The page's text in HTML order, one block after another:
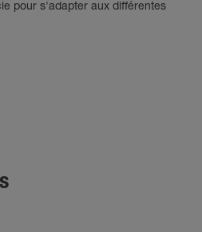
pour s'adapter aux différentes